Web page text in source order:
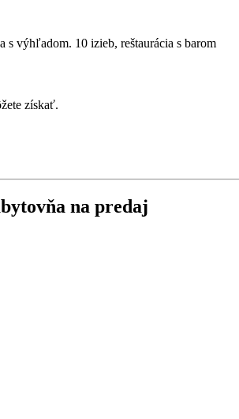
s výhľadom. 10 izieb, reštaurácia s barom
získať.
na predaj